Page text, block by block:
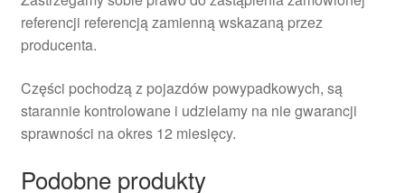
referencji referencją zamienną wskazaną przez
producenta.
Części pochodzą z pojazdów powypadkowych, są
starannie kontrolowane i udzielamy na nie gwarancji
sprawności na okres 12 miesięcy.
Podobne produkty